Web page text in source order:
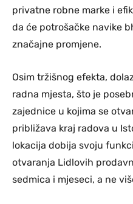
privatne robne marke i
da će potrošačke navike
značajne promjene.
Osim tržišnog efekta,
radna mjesta, što je
zajednice u kojima se
približava kraj radova u
lokacija dobija svoju
otvaranja Lidlovih
sedmica i mjeseci, a ne